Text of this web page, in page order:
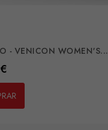
- VENICON WOMEN'S...